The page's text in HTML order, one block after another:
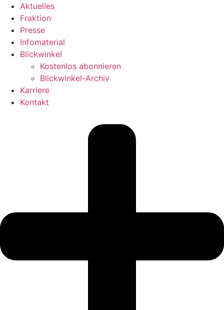
Aktuelles
Fraktion
Presse
Infomaterial
Blickwinkel
Kostenlos abonnieren
Blickwinkel-Archiv
Karriere
Kontakt